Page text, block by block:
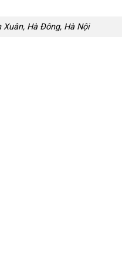
Hà Đông, Hà Nội